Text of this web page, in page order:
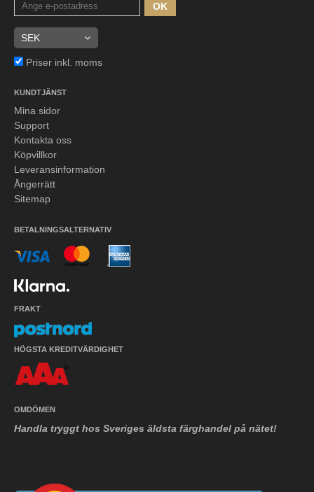
OK
Priser inkl. moms
KUNDTJÄNST
Mina sidor
Support
Kontakta oss
Köpvillkor
Leveransinformation
Ångerrätt
Sitemap
BETALNINGSALTERNATIV
FRAKT
HÖGSTA KREDITVÄRDIGHET
OMDÖMEN
Handla tryggt hos Sveriges äldsta färghandel på nätet!